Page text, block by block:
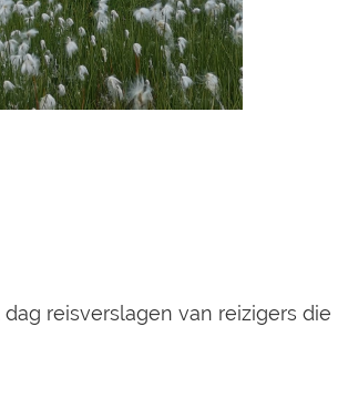
reisverslagen van reizigers die